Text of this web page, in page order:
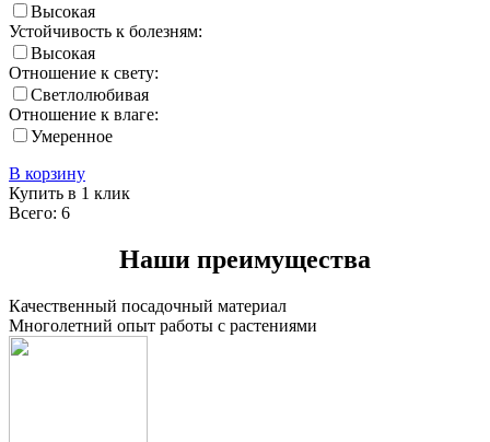
Высокая
Устойчивость к болезням:
Высокая
Отношение к свету:
Светлолюбивая
Отношение к влаге:
Умеренное
В корзину
Купить в 1 клик
Всего: 6
Наши преимущества
Качественный посадочный материал
Многолетний опыт работы с растениями